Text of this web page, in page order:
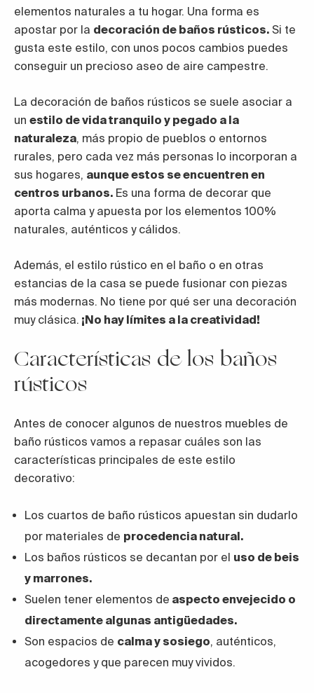
elementos naturales a tu hogar. Una forma es
apostar por la decoración de baños rústicos. Si te
gusta este estilo, con unos pocos cambios puedes
conseguir un precioso aseo de aire campestre.
La decoración de baños rústicos se suele asociar a
un estilo de vida tranquilo y pegado a la
naturaleza, más propio de pueblos o entornos
rurales, pero cada vez más personas lo incorporan a
sus hogares, aunque estos se encuentren en
centros urbanos. Es una forma de decorar que
aporta calma y apuesta por los elementos 100%
naturales, auténticos y cálidos.
Además, el estilo rústico en el baño o en otras
estancias de la casa se puede fusionar con piezas
más modernas. No tiene por qué ser una decoración
muy clásica. ¡No hay límites a la creatividad!
Características de los baños
rústicos
Antes de conocer algunos de nuestros muebles de
baño rústicos vamos a repasar cuáles son las
características principales de este estilo
decorativo:
Los cuartos de baño rústicos apuestan sin dudarlo
por materiales de procedencia natural.
Los baños rústicos se decantan por el uso de beis
y marrones.
Suelen tener elementos de aspecto envejecido o
directamente algunas antigüedades.
Son espacios de calma y sosiego, auténticos,
acogedores y que parecen muy vividos.